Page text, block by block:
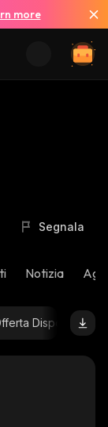
more
Segnala
Notizia
Disponibile